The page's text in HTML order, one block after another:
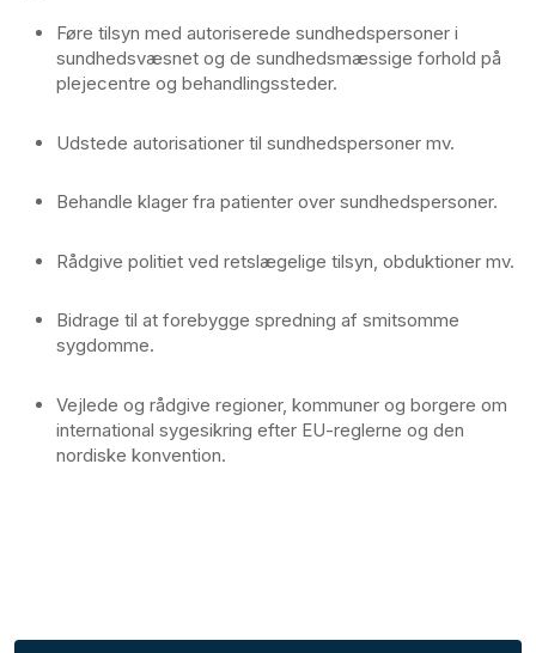
Føre tilsyn med autoriserede sundhedspersoner i
sundhedsvæsnet og de sundhedsmæssige forhold på
plejecentre og behandlingssteder.
Udstede autorisationer til sundhedspersoner mv.
Behandle klager fra patienter over sundhedspersoner.
Rådgive politiet ved retslægelige tilsyn, obduktioner mv.
Bidrage til at forebygge spredning af smitsomme
sygdomme.
Vejlede og rådgive regioner, kommuner og borgere om
international sygesikring efter EU-reglerne og den
nordiske konvention.